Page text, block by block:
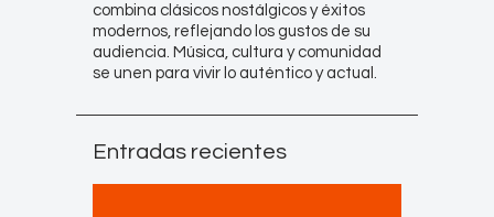
combina clásicos nostálgicos y éxitos
modernos, reflejando los gustos de su
audiencia. Música, cultura y comunidad
se unen para vivir lo auténtico y actual.
Entradas recientes